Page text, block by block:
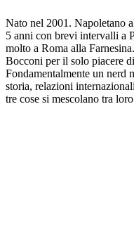
Nato nel 2001. Napoletano
5 anni con brevi intervalli a
molto a Roma alla
Bocconi per il solo piacere
Fondamentalmente un nerd
storia, relazioni
tre cose si mescolano tra